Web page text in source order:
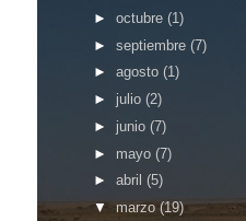
► octubre (1)
► septiembre (7)
► agosto (1)
► julio (2)
► junio (7)
► mayo (7)
► abril (5)
▼ marzo (19)